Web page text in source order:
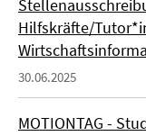
Hilfskräfte/
30.06.2025
MOTIONTAG -